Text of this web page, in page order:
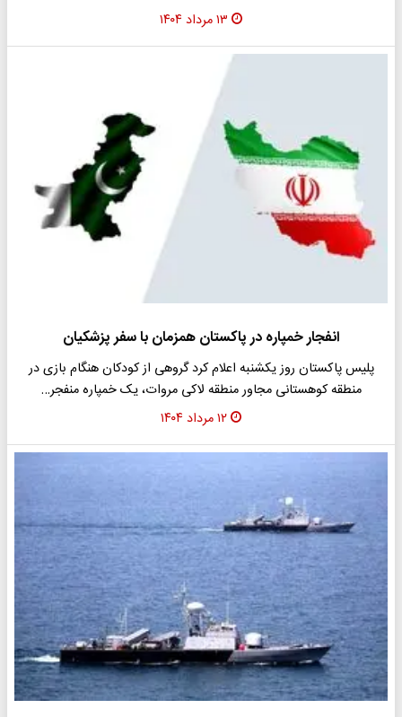
۱۳ مرداد ۱۴۰۴
انفجار خمپاره در پاکستان همزمان با سفر پزشکیان
پلیس پاکستان روز یکشنبه اعلام کرد گروهی از کودکان هنگام بازی در
منطقه کوهستانی مجاور منطقه لاکی مروات، یک خمپاره منفجر…
۱۲ مرداد ۱۴۰۴